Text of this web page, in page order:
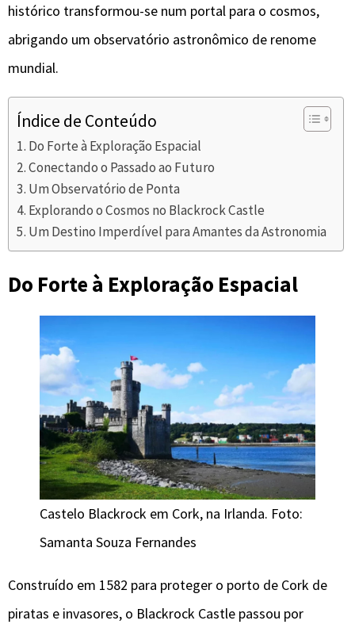
histórico transformou-se num portal para o cosmos,
abrigando um observatório astronômico de renome
mundial.
Índice de Conteúdo
Do Forte à Exploração Espacial
Conectando o Passado ao Futuro
Um Observatório de Ponta
Explorando o Cosmos no Blackrock Castle
Um Destino Imperdível para Amantes da Astronomia
Do Forte à Exploração Espacial
Castelo Blackrock em Cork, na Irlanda. Foto:
Samanta Souza Fernandes
Construído em 1582 para proteger o porto de Cork de
piratas e invasores, o Blackrock Castle passou por